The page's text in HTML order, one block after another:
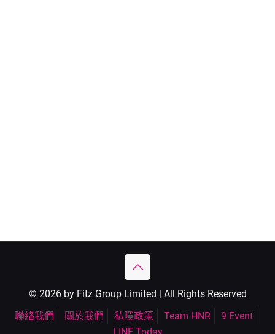
© 2026 by Fitz Group Limited | All Rights Reserved
聯絡我們
關於我們 私隱政策 Team HNR
9 Event